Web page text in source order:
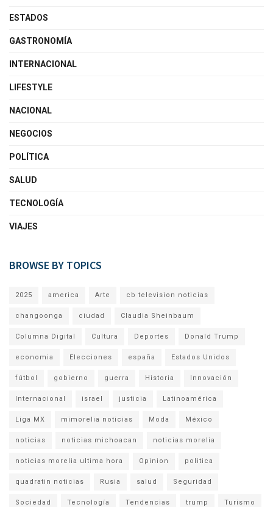
ESTADOS
GASTRONOMÍA
INTERNACIONAL
LIFESTYLE
NACIONAL
NEGOCIOS
POLÍTICA
SALUD
TECNOLOGÍA
VIAJES
BROWSE BY TOPICS
2025 america Arte cb television noticias
changoonga ciudad Claudia Sheinbaum
Columna Digital Cultura Deportes Donald Trump
economia Elecciones españa Estados Unidos
fútbol gobierno guerra Historia Innovación
Internacional israel justicia Latinoamérica
Liga MX mimorelia noticias Moda México
noticias noticias michoacan noticias morelia
noticias morelia ultima hora Opinion politica
quadratin noticias Rusia salud Seguridad
Sociedad Tecnología Tendencias trump Turismo